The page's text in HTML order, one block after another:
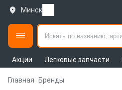
Минск
Акции Легковые запчасти
Главная Бренды